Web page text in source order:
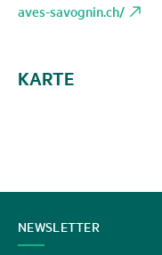
aves-savognin.ch/
KARTE
KONTAKT
NEWSLETTER